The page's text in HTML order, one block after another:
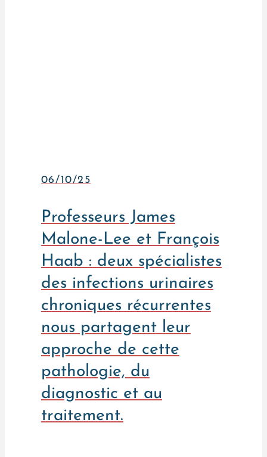
06/10/25
Professeurs James
Malone-Lee et François
Haab : deux spécialistes
des infections urinaires
chroniques récurrentes
nous partagent leur
approche de cette
pathologie, du
diagnostic et au
traitement.